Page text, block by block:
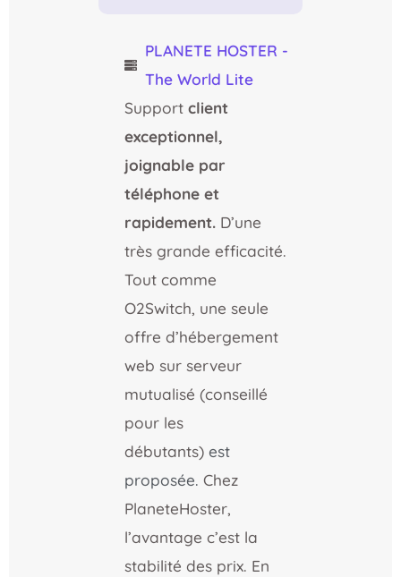
PLANETE HOSTER -
The World Lite
Support client
exceptionnel,
joignable par
téléphone et
rapidement. D’une
très grande efficacité.
Tout comme
O2Switch, une seule
offre d’hébergement
web sur serveur
mutualisé (conseillé
pour les
débutants) est
proposée. Chez
PlaneteHoster,
l’avantage c’est la
stabilité des prix. En